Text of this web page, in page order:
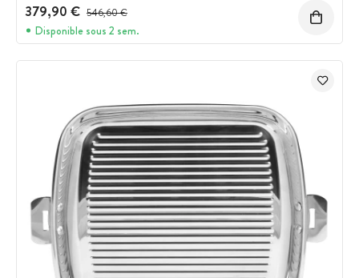
379,90 € Prix avant réduction :
546,60 €
Disponible sous 2 sem.